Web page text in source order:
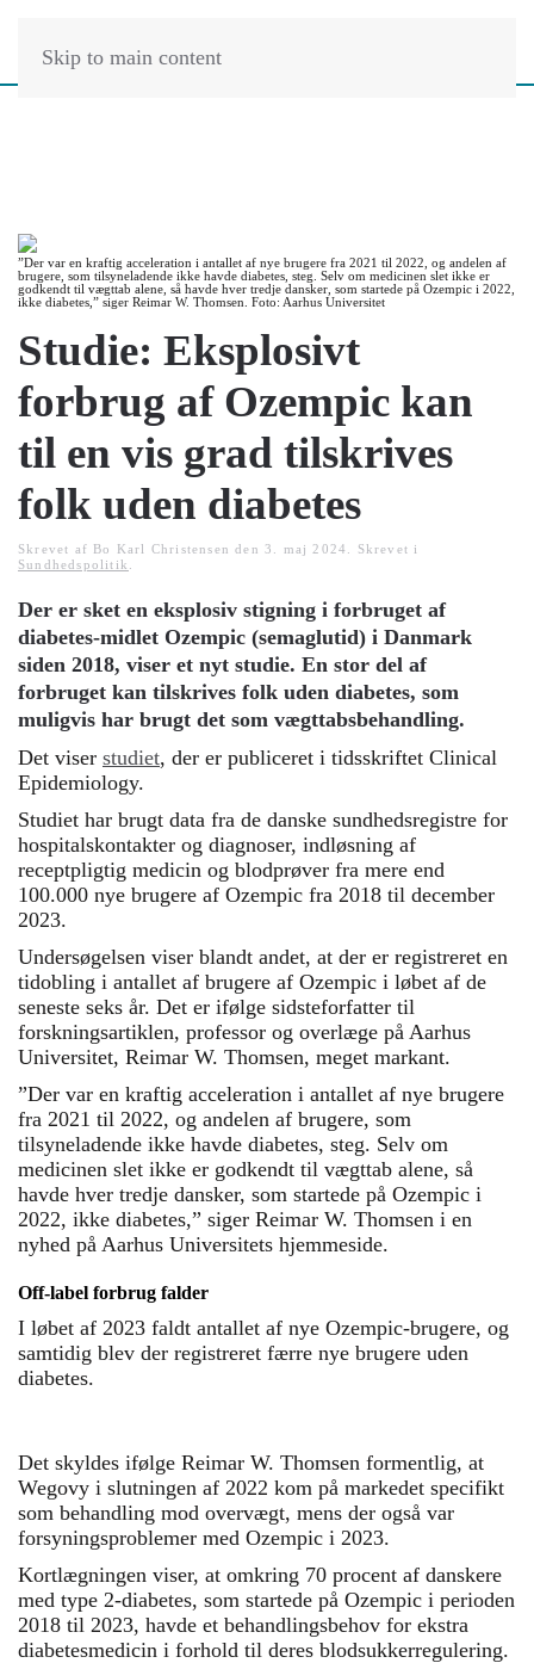
Skip to main content
”Der var en kraftig acceleration i antallet af nye brugere fra 2021 til 2022, og andelen af
brugere, som tilsyneladende ikke havde diabetes, steg. Selv om medicinen slet ikke er
godkendt til vægttab alene, så havde hver tredje dansker, som startede på Ozempic i 2022,
ikke diabetes,” siger Reimar W. Thomsen. Foto: Aarhus Universitet
Studie: Eksplosivt
forbrug af Ozempic kan
til en vis grad tilskrives
folk uden diabetes
Skrevet af Bo Karl Christensen den 3. maj 2024
. Skrevet i
Sundhedspolitik
Der er sket en eksplosiv stigning i forbruget af
diabetes-midlet Ozempic (semaglutid) i Danmark
siden 2018, viser et nyt studie. En stor del af
forbruget kan tilskrives folk uden diabetes, som
muligvis har brugt det som vægttabsbehandling.
Det viser studiet, der er publiceret i tidsskriftet Clinical
Epidemiology.
Studiet har brugt data fra de danske sundhedsregistre for
hospitalskontakter og diagnoser, indløsning af
receptpligtig medicin og blodprøver fra mere end
100.000 nye brugere af Ozempic fra 2018 til december
2023.
Undersøgelsen viser blandt andet, at der er registreret en
tidobling i antallet af brugere af Ozempic i løbet af de
seneste seks år. Det er ifølge sidsteforfatter til
forskningsartiklen, professor og overlæge på Aarhus
Universitet, Reimar W. Thomsen, meget markant.
”Der var en kraftig acceleration i antallet af nye brugere
fra 2021 til 2022, og andelen af brugere, som
tilsyneladende ikke havde diabetes, steg. Selv om
medicinen slet ikke er godkendt til vægttab alene, så
havde hver tredje dansker, som startede på Ozempic i
2022, ikke diabetes,” siger Reimar W. Thomsen i en
nyhed på Aarhus Universitets hjemmeside.
Off-label forbrug falder
I løbet af 2023 faldt antallet af nye Ozempic-brugere, og
samtidig blev der registreret færre nye brugere uden
diabetes.
Det skyldes ifølge Reimar W. Thomsen formentlig, at
Wegovy i slutningen af 2022 kom på markedet specifikt
som behandling mod overvægt, mens der også var
forsyningsproblemer med Ozempic i 2023.
Kortlægningen viser, at omkring 70 procent af danskere
med type 2-diabetes, som startede på Ozempic i perioden
2018 til 2023, havde et behandlingsbehov for ekstra
diabetesmedicin i forhold til deres blodsukkerregulering.